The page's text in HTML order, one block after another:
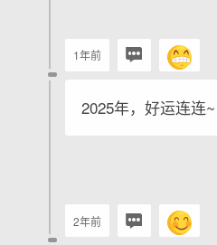
1年前
2025年，好运连连~
2年前